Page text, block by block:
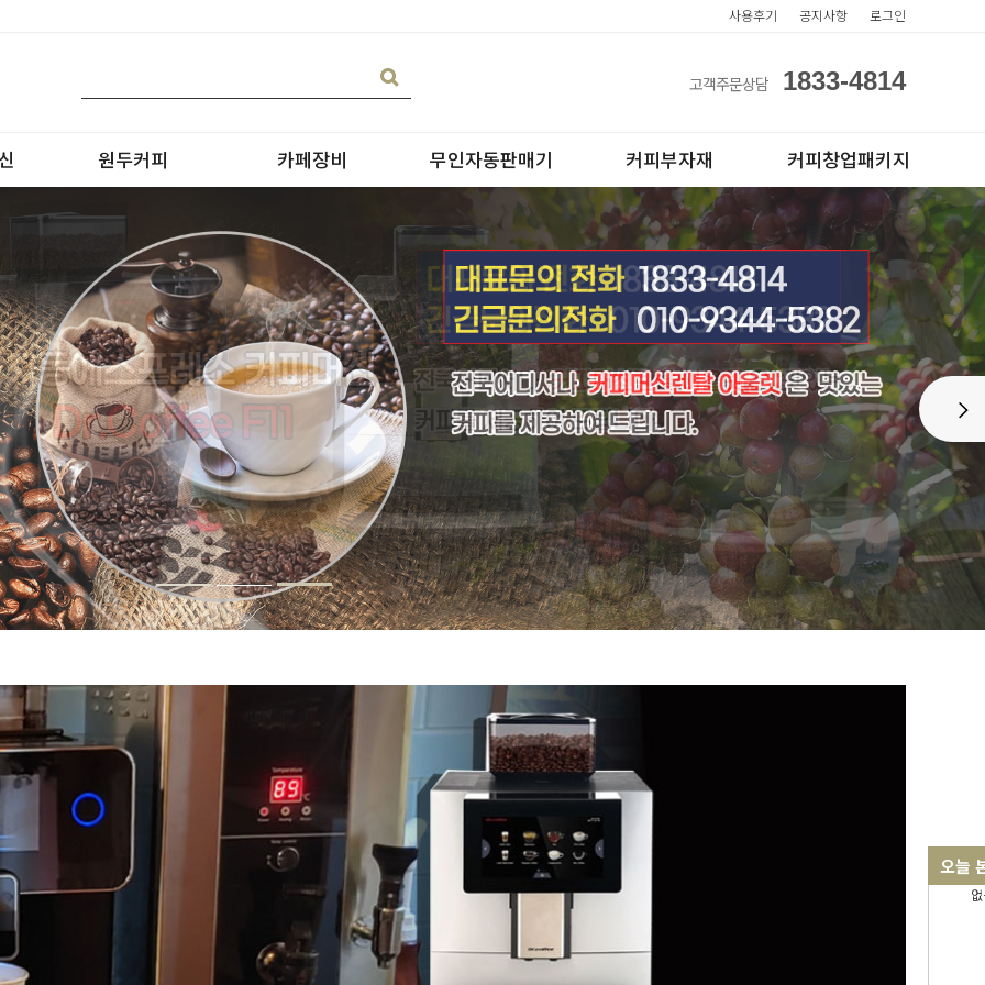
사용후기 공지사항 로그인
고객주문상담 1833-4814
원두커피
블랜딩
원두커피
원두커피의 종류
카페장비
온수기/우유스팀기
그라인더
제빙기
CAN 캔시머 캔실링기
무인자동판매기 커피부자재
아이스컵
테이크아웃컵
커피창업패키지
전자동카페창업페키지
반자동카페창업페키지
반자동커피머신판매
오늘